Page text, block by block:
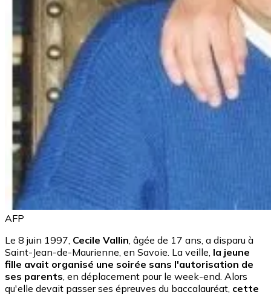
AFP
Le 8 juin 1997, Cecile Vallin , âgée de 17 ans, a disparu à
Saint-Jean-de-Maurienne, en Savoie. La veille, la jeune
fille avait organisé une soirée sans l'autorisation de
ses parents , en déplacement pour le week-end. Alors
qu'elle devait passer ses épreuves du baccalauréat, cette